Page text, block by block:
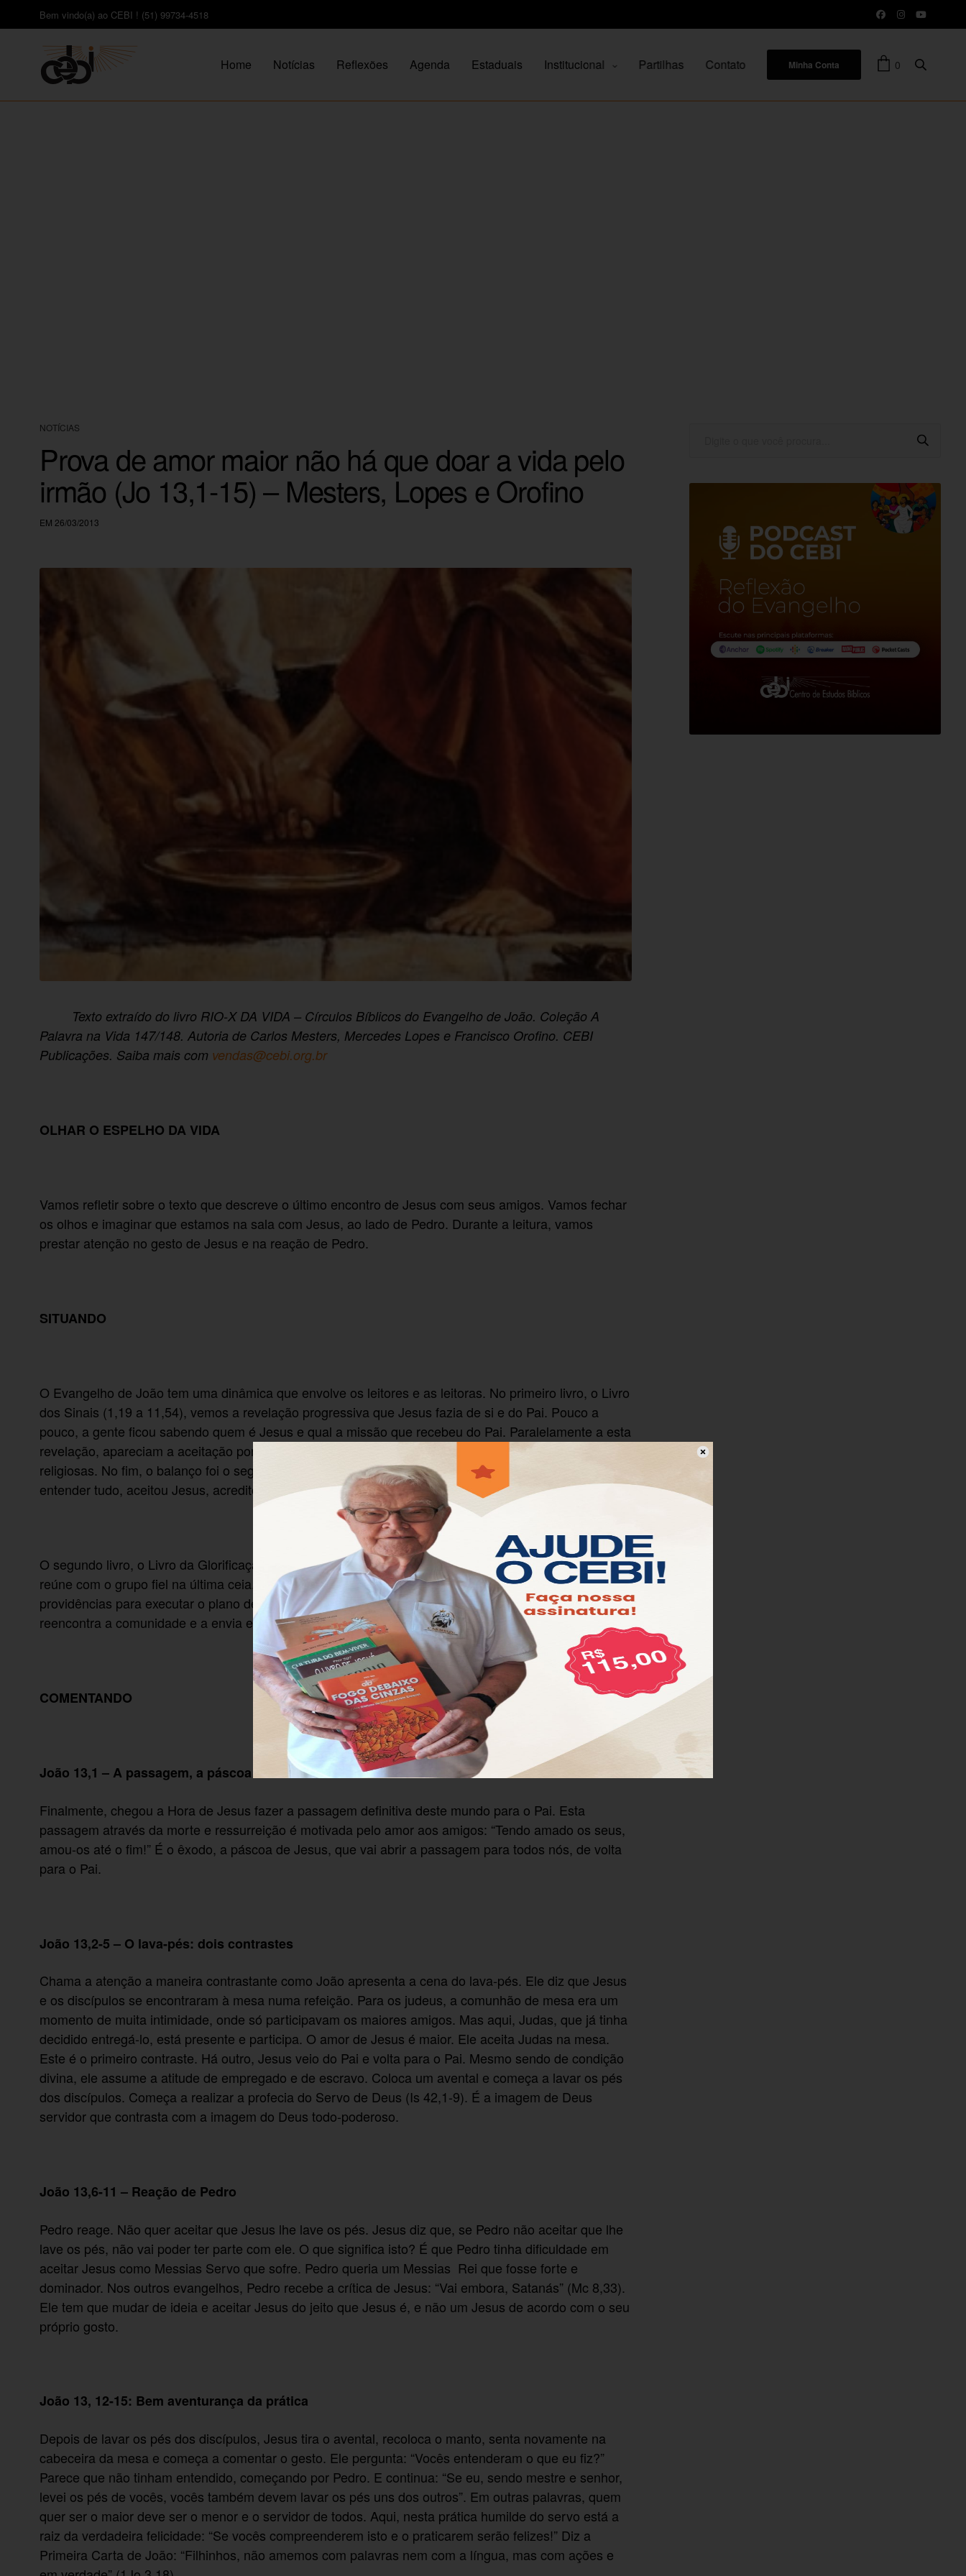
Bem vindo(a) ao CEBI ! (51) 99734-4518
Home Notícias Reflexões Agenda Estaduais Institucional Partilhas Contato Minha Conta 0
NOTÍCIAS
Prova de amor maior não há que doar a vida pelo
irmão (Jo 13,1-15) – Mesters, Lopes e Orofino
EM 26/03/2013
Texto extraído do livro RIO-X DA VIDA – Círculos Bíblicos do Evangelho de João. Coleção A
Palavra na Vida 147/148. Autoria de Carlos Mesters, Mercedes Lopes e Francisco Orofino. CEBI
Publicações. Saiba mais com vendas@cebi.org.br
OLHAR O ESPELHO DA VIDA
Vamos refletir sobre o texto que descreve o último encontro de Jesus com seus amigos. Vamos fechar
os olhos e imaginar que estamos na sala com Jesus, ao lado de Pedro. Durante a leitura, vamos
prestar atenção no gesto de Jesus e na reação de Pedro.
SITUANDO
O Evangelho de João tem uma dinâmica que envolve os leitores e as leitoras. No primeiro livro, o Livro
dos Sinais (1,19 a 11,54), vemos a revelação progressiva que Jesus fazia de si e do Pai. Pouco a
pouco, a gente ficou sabendo quem é Jesus e qual a missão que recebeu do Pai. Paralelamente a esta
revelação, apareciam a aceitação por parte do povo e a resistência por parte das autoridades
religiosas. No fim, o balanço foi o seguinte. O grupo fiel dos discípulos e das discípulas, mesmo sem
entender tudo, aceitou Jesus, acreditou nele e se comprometeu com ele.
O segundo livro, o Livro da Glorificação, tem outra dinâmica. Na primeira parte (Jo 13 a 17), Jesus se
reúne com o grupo fiel na última ceia. Na segunda parte (Jo 18 e 19), o outro grupo toma as
providências para executar o plano de matar Jesus. Na terceira parte (Jo 20 e 21), Jesus ressuscitado
reencontra a comunidade e a envia em missão, a mesma que ele recebeu do Pai.
COMENTANDO
João 13,1 – A passagem, a páscoa de Jesus
Finalmente, chegou a Hora de Jesus fazer a passagem definitiva deste mundo para o Pai. Esta
passagem através da morte e ressurreição é motivada pelo amor aos amigos: “Tendo amado os seus,
amou-os até o fim!” É o êxodo, a páscoa de Jesus, que vai abrir a passagem para todos nós, de volta
para o Pai.
João 13,2-5 – O lava-pés: dois contrastes
Chama a atenção a maneira contrastante como João apresenta a cena do lava-pés. Ele diz que Jesus
e os discípulos se encontraram à mesa numa refeição. Para os judeus, a comunhão de mesa era um
momento de muita intimidade, onde só participavam os maiores amigos. Mas aqui, Judas, que já tinha
decidido entregá-lo, está presente e participa. O amor de Jesus é maior. Ele aceita Judas na mesa.
Este é o primeiro contraste. Há outro, Jesus veio do Pai e volta para o Pai. Mesmo sendo de condição
divina, ele assume a atitude de empregado e de escravo. Coloca um avental e começa a lavar os pés
dos discípulos. Começa a realizar a profecia do Servo de Deus (Is 42,1-9). É a imagem de Deus
servidor que contrasta com a imagem do Deus todo-poderoso.
João 13,6-11 – Reação de Pedro
Pedro reage. Não quer aceitar que Jesus lhe lave os pés. Jesus diz que, se Pedro não aceitar que lhe
lave os pés, não vai poder ter parte com ele. O que significa isto? É que Pedro tinha dificuldade em
aceitar Jesus como Messias Servo que sofre. Pedro queria um Messias Rei que fosse forte e
dominador. Nos outros evangelhos, Pedro recebe a crítica de Jesus: “Vai embora, Satanás” (Mc 8,33).
Ele tem que mudar de ideia e aceitar Jesus do jeito que Jesus é, e não um Jesus de acordo com o seu
próprio gosto.
João 13, 12-15: Bem aventurança da prática
Depois de lavar os pés dos discípulos, Jesus tira o avental, recoloca o manto, senta novamente na
cabeceira da mesa e começa a comentar o gesto. Ele pergunta: “Vocês entenderam o que eu fiz?”
Parece que não tinham entendido, começando por Pedro. E continua: “Se eu, sendo mestre e senhor,
levei os pés de vocês, vocês também devem lavar os pés uns dos outros”. Em outras palavras, quem
quer ser o maior deve ser o menor e o servidor de todos. Aqui, nesta prática humilde do servo está a
raiz da verdadeira felicidade: “Se vocês compreenderem isto e o praticarem serão felizes!” Diz a
Primeira Carta de João: “Filhinhos, não amemos com palavras nem com a língua, mas com ações e